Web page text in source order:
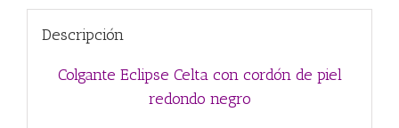
Descripción
Colgante Eclipse Celta con cordón de piel
redondo negro